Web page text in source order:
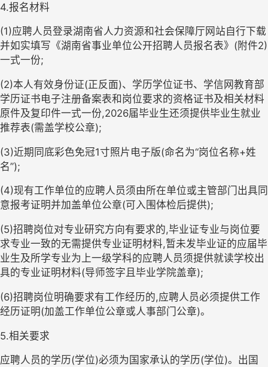
4.报名材料
(1)应聘人员登录湖南省人力资源和社会保障厅网站自行下载
并如实填写 《湖南省事业单位公开招聘人员报名表》 ( 附件2)
一式一份;
(2)本人有效身份证(正反面)、学历学位证书、学信网教育部
学历证书电子注册备案表和岗位要求的资格证书及相关材料
原件及复印件一式一份,2026届毕业生还须提供毕业生就业
推荐表(需盖学校公章);
(3)近期同底彩色免冠1寸照片电子版(命名为“岗位名称+姓
名”);
(4)现有工作单位的应聘人员须由所在单位或主管部门出具同
意报考证明并加盖单位公章(可入围体检后提供);
(5)招聘岗位对专业研究方向有要求的,毕业证专业与岗位要
求专业一致的无需提供专业证明材料,暂未发毕业证的应届毕
业生及所学专业为上一级学科的应聘人员须提供就读学校出
具的专业证明材料(导师签字且毕业学院盖章);
(6)招聘岗位明确要求有工作经历的,应聘人员必须提供工作
经历证明(加盖工作单位公章或人事部门公章)。
5.相关要求
应聘人员的学历(学位)必须为国家承认的学历(学位)。出国